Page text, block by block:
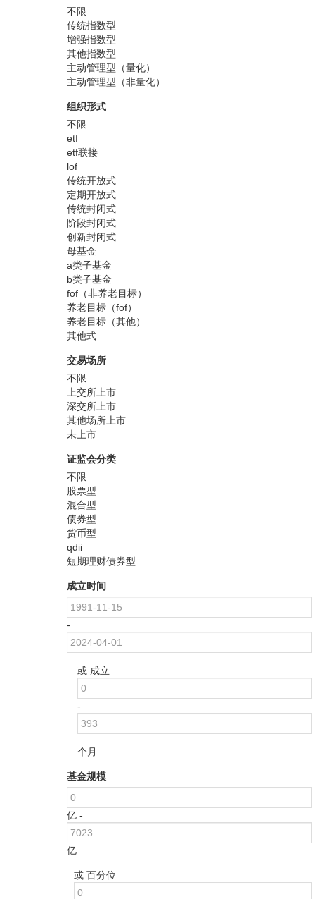
不限
传统指数型
增强指数型
其他指数型
主动管理型（量化）
主动管理型（非量化）
组织形式
不限
etf
etf联接
lof
传统开放式
定期开放式
传统封闭式
阶段封闭式
创新封闭式
母基金
a类子基金
b类子基金
fof（非养老目标）
养老目标（fof）
养老目标（其他）
其他式
交易场所
不限
上交所上市
深交所上市
其他场所上市
未上市
证监会分类
不限
股票型
混合型
债券型
货币型
qdii
短期理财债券型
成立时间
-
或 成立
-
个月
基金规模
亿 -
亿
或 百分位